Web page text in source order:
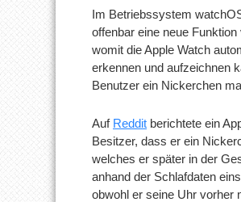
Im Betriebssystem
offenbar eine neue Funktion
womit die Apple Watch
erkennen und aufzeichnen
Benutzer ein Nickerchen
Auf Reddit berichtete ein
Besitzer, dass er ein
welches er später in der
anhand der Schlafdaten
obwohl er seine Uhr vorher